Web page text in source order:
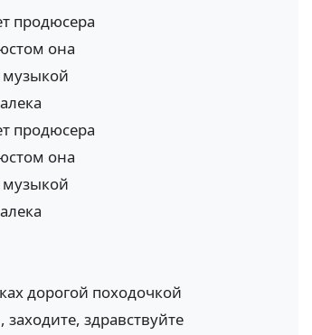
продюсера
она
продюсера
она
дорогой походочкой
здравствуйте